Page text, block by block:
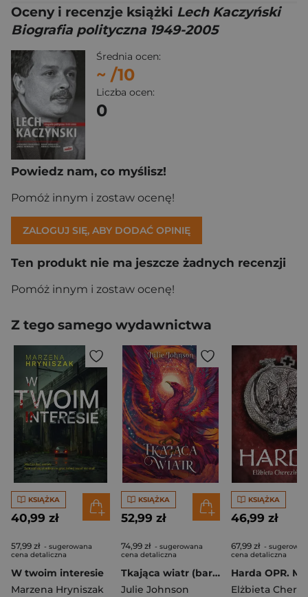
Oceny i recenzje książki Lech Kaczyński
Biografia polityczna 1949-2005
Średnia ocen:
~ /10
Liczba ocen:
0
Powiedz nam, co myślisz!
Pomóż innym i zostaw ocenę!
ZALOGUJ SIĘ, ABY DODAĆ OPINIĘ
Ten produkt nie ma jeszcze żadnych recenzji
Pomóż innym i zostaw ocenę!
Z tego samego wydawnictwa
KSIĄŻKA
40,99 zł
57,99 zł - sugerowana
cena detaliczna
W twoim interesie
Marzena Hryniszak
KSIĄŻKA
52,99 zł
74,99 zł - sugerowana
cena detaliczna
Tkająca wiatr (barwione brzegi)
Julie Johnson
KSIĄŻKA
46,99 zł
67,99 zł -
cena detaliczna
Harda OPR.